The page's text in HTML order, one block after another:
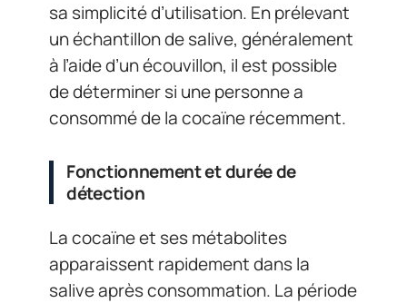
sa simplicité d’utilisation. En prélevant
un échantillon de salive, généralement
à l’aide d’un écouvillon, il est possible
de déterminer si une personne a
consommé de la cocaïne récemment.
Fonctionnement et durée de
détection
La cocaïne et ses métabolites
apparaissent rapidement dans la
salive après consommation. La période